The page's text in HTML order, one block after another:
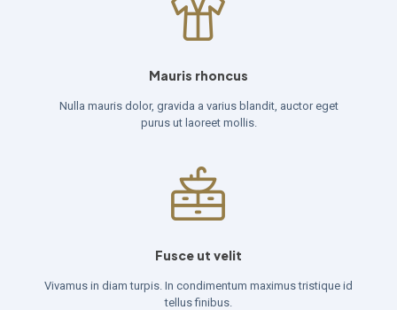
Mauris rhoncus
Nulla mauris dolor, gravida a varius blandit, auctor eget
purus ut laoreet mollis.
Fusce ut velit
Vivamus in diam turpis. In condimentum maximus tristique id
tellus finibus.